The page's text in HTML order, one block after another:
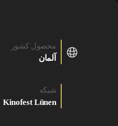
محصول کشور
آلمان
شبکه
Kinofest Lünen